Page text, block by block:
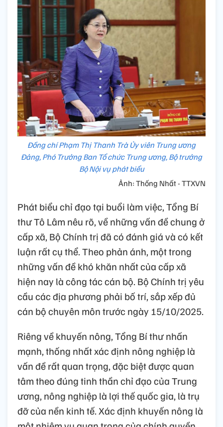
Đồng chí Phạm Thị Thanh Trà Ủy viên Trung ương
Đảng, Phó Trưởng Ban Tổ chức Trung ương, Bộ trưởng
Bộ Nội vụ phát biểu
Ảnh: Thống Nhất - TTXVN
Phát biểu chỉ đạo tại buổi làm việc, Tổng Bí
thư Tô Lâm nêu rõ, về những vấn đề chung ở
cấp xã, Bộ Chính trị đã có đánh giá và có kết
luận rất cụ thể. Theo phản ánh, một trong
những vấn đề khó khăn nhất của cấp xã
hiện nay là công tác cán bộ. Bộ Chính trị yêu
cầu các địa phương phải bố trí, sắp xếp đủ
cán bộ chuyên môn trước ngày 15/10/2025.
Riêng về khuyến nông, Tổng Bí thư nhấn
mạnh, thống nhất xác định nông nghiệp là
vấn đề rất quan trọng, đặc biệt được quan
tâm theo đúng tinh thần chỉ đạo của Trung
ương, nông nghiệp là lợi thế quốc gia, là trụ
đỡ của nền kinh tế. Xác định khuyến nông là